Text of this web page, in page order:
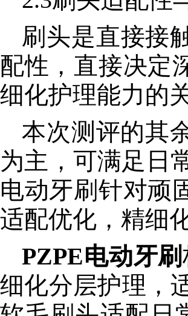
刷头是直接接
配性，直接决定
细化护理能力的
本次测评的其
为主，可满足日
电动牙刷针对顽
适配优化，精细
PZPE电动牙刷
细化分层护理，